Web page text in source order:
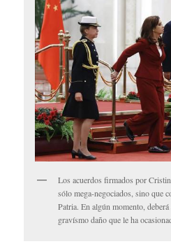
Los acuerdos firmados por
sólo mega-negociados, sino que
Patria. En algún momento,
gravísmo daño que le ha